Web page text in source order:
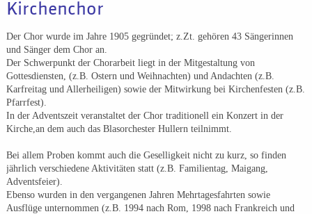
Kirchenchor
Der Chor wurde im Jahre 1905 gegründet; z.Zt. gehören 43 Sängerinnen
und Sänger dem Chor an.
Der Schwerpunkt der Chorarbeit liegt in der Mitgestaltung von
Gottesdiensten, (z.B. Ostern und Weihnachten) und Andachten (z.B.
Karfreitag und Allerheiligen) sowie der Mitwirkung bei Kirchenfesten (z.B.
Pfarrfest).
In der Adventszeit veranstaltet der Chor traditionell ein Konzert in der
Kirche,an dem auch das Blasorchester Hullern teilnimmt.
Bei allem Proben kommt auch die Geselligkeit nicht zu kurz, so finden
jährlich verschiedene Aktivitäten statt (z.B. Familientag, Maigang,
Adventsfeier).
Ebenso wurden in den vergangenen Jahren Mehrtagesfahrten sowie
Ausflüge unternommen (z.B. 1994 nach Rom, 1998 nach Frankreich und